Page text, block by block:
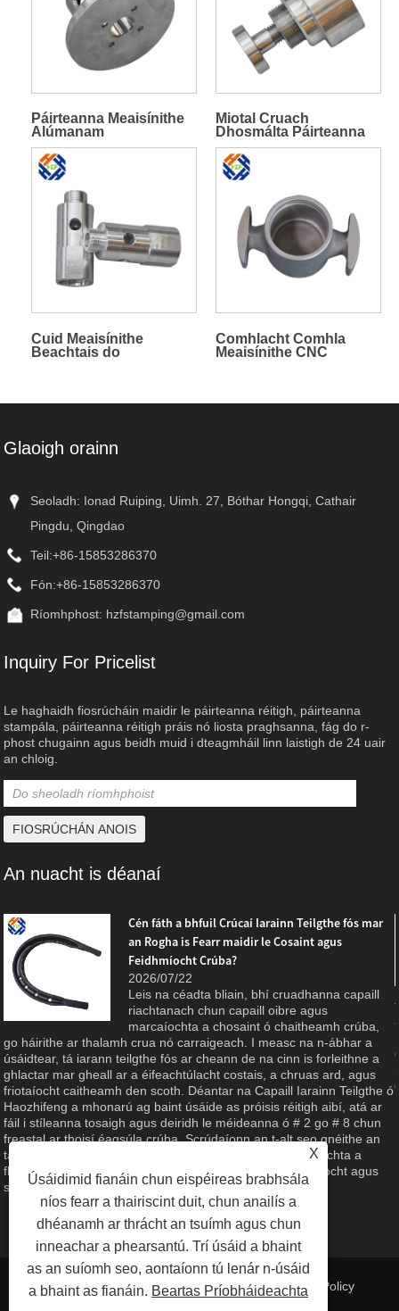
Páirteanna Meaisínithe
Alúmanam
Miotal Cruach
Dhosmálta Páirteanna
Meaisínithe
Muilleoireachta
Alúmanam Casadh
Cuid Meaisínithe
Beachtais do
Comhlacht Comhla
Meaisínithe CNC
Glaoigh orainn
Seoladh: Ionad Ruiping, Uimh. 27, Bóthar Hongqi, Cathair
Pingdu, Qingdao
Teil:+86-15853286370
Fón:+86-15853286370
Ríomhphost: hzfstamping@gmail.com
Inquiry For Pricelist
Le haghaidh fiosrúcháin maidir le páirteanna réitigh, páirteanna
stampála, páirteanna réitigh práis nó liosta praghsanna, fág do r-
phost chugainn agus beidh muid i dteagmháil linn laistigh de 24 uair
an chloig.
An nuacht is déanaí
Cén fáth a bhfuil Crúcaí Iarainn Teilgthe fós mar
an Rogha is Fearr maidir le Cosaint agus
Feidhmíocht Crúba?
2026/07/22
Leis na céadta bliain, bhí cruadhanna capaill
riachtanach chun capaill oibre agus
marcaíochta a chosaint ó chaitheamh crúba,
go háirithe ar thalamh crua nó carraigeach. I measc na n-ábhar a
úsáidtear, tá iarann ​​​​teilgthe fós ar cheann de na cinn is forleithne a
ghlactar mar gheall ar a éifeachtúlacht costais, a chruas ard, agus
friotaíocht caitheamh den scoth. Déantar na Capaill Iarainn Teilgthe ó
Haozhifeng a mhonarú ag baint úsáide as próisis réitigh aibí, atá ar
fáil i stíleanna tosaigh agus deiridh le méideanna ó # 2 go # 8 chun
freastal ar thoisí éagsúla crúba. Scrúdaíonn an t-alt seo gnéithe an
táirge, buntáistí ábhartha, agus an caighdeán déantúsaíochta a
fhágann gur rogha iontaofa é do chúram eachaí, talmhaíocht agus
spóirt eachaíochta.
Naisc| Sitemap |RSS|XML| |Privacy Policy
X
Úsáidimid fianáin chun eispéireas brabhsála
níos fearr a thairiscint duit, chun anailís a
dhéanamh ar thrácht an tsuímh agus chun
inneachar a phearsantú. Trí úsáid a bhaint
as an suíomh seo, aontaíonn tú lenár n-úsáid
a bhaint as fianáin. Beartas Príobháideachta